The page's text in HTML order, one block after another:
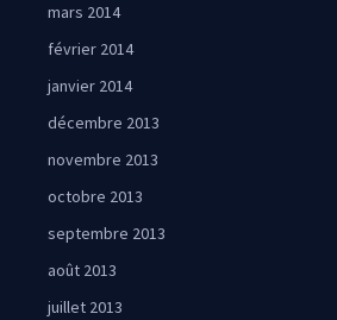
mars 2014
février 2014
janvier 2014
décembre 2013
novembre 2013
octobre 2013
septembre 2013
août 2013
juillet 2013